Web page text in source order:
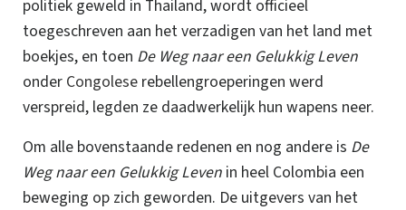
politiek geweld in Thailand, wordt officieel
toegeschreven aan het verzadigen van het land met
boekjes, en toen De Weg naar een Gelukkig Leven
onder Congolese rebellengroeperingen werd
verspreid, legden ze daadwerkelijk hun wapens neer.
Om alle bovenstaande redenen en nog andere is De
Weg naar een Gelukkig Leven in heel Colombia een
beweging op zich geworden. De uitgevers van het